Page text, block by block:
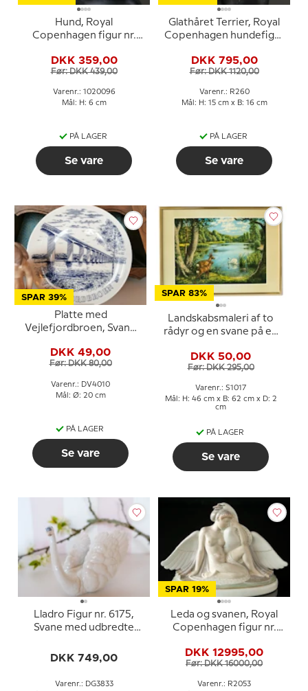
Hund, Royal
Copenhagen figur nr.
DKK 359,00
Før: DKK 439,00
Varenr.: 1020096
Mål: H: 6 cm
PÅ LAGER
Se vare
Glathåret Terrier, Royal
Copenhagen hundefigur
DKK 795,00
Før: DKK 1120,00
Varenr.: R260
Mål: H: 15 cm x B: 16 cm
PÅ LAGER
Se vare
SPAR 39%
Platte med
Vejlefjordbroen, Svane
DKK 49,00
Før: DKK 80,00
Varenr.: DV4010
Mål: Ø: 20 cm
PÅ LAGER
Se vare
SPAR 83%
Landskabsmaleri af to
rådyr og en svane på en
DKK 50,00
Før: DKK 295,00
Varenr.: S1017
Mål: H: 46 cm x B: 62 cm x D: 2
cm
PÅ LAGER
Se vare
Lladro Figur nr. 6175,
Svane med udbredte
DKK 749,00
Varenr.: DG3833
SPAR 19%
Leda og svanen, Royal
Copenhagen figur nr.
DKK 12995,00
Før: DKK 16000,00
Varenr.: R2053